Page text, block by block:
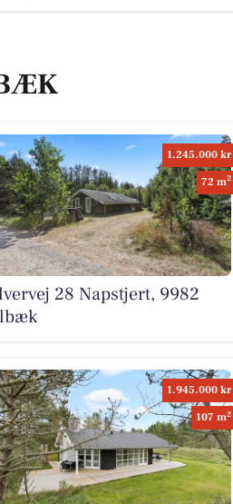
1.245.000 kr
72 m2
28 Napstjert, 9982
1.945.000 kr
107 m2